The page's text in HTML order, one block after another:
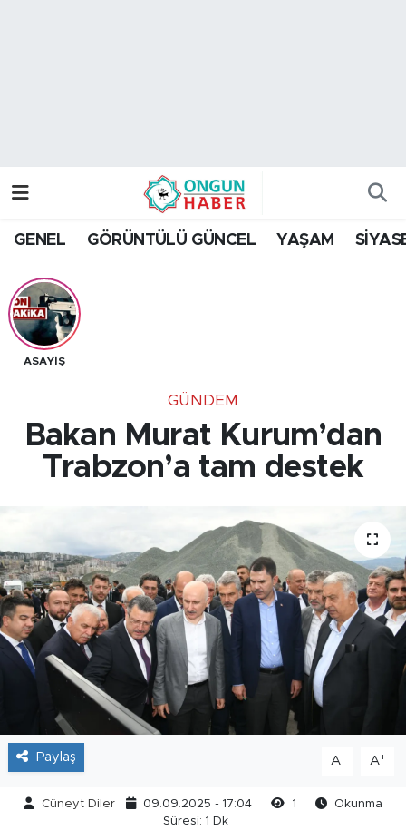
GENEL GÖRÜNTÜLÜ GÜNCEL YAŞAM
ASAYİŞ
GÜNDEM
Bakan Murat Kurum’dan
Trabzon’a tam destek
Paylaş A- A+
Cüneyt Diler 09.09.2025 - 17:04 1
Okunma
Süresi: 1 Dk
Trafik Durumu
Tüm Manşetler
Son Dakika Haberleri